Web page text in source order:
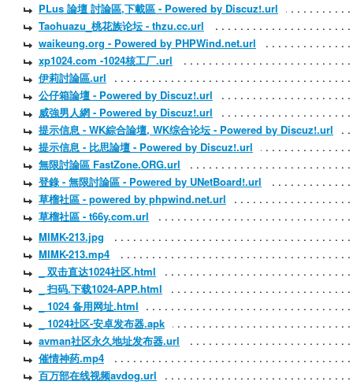
PLus 論壇 討論區,下載區 - Powered by Discuz!.url
Taohuazu_桃花族论坛 - thzu.cc.url
waikeung.org - Powered by PHPWind.net.url
xp1024.com -1024核工厂.url
伊莉討論區.url
公仔箱論壇 - Powered by Discuz!.url
威強男人網 - Powered by Discuz!.url
提示信息 - WK綜合論壇, WK综合论坛 - Powered by Discuz!.url
提示信息 - 比思論壇 - Powered by Discuz!.url
無限討論區 FastZone.ORG.url
登錄 - 無限討論區 - Powered by UNetBoard!.url
草榴社區 - powered by phpwind.net.url
草榴社區 - t66y.com.url
MIMK-213.jpg
MIMK-213.mp4
_ 双击直达1024社区.html
_ 扫码.下载1024-APP.html
_ 1024 备用网址.html
_ 1024社区-安卓发布器.apk
avman社区永久地址发布器.url
催情神药.mp4
百万部在线视频avdog.url